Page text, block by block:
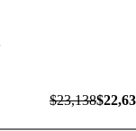
$23,138